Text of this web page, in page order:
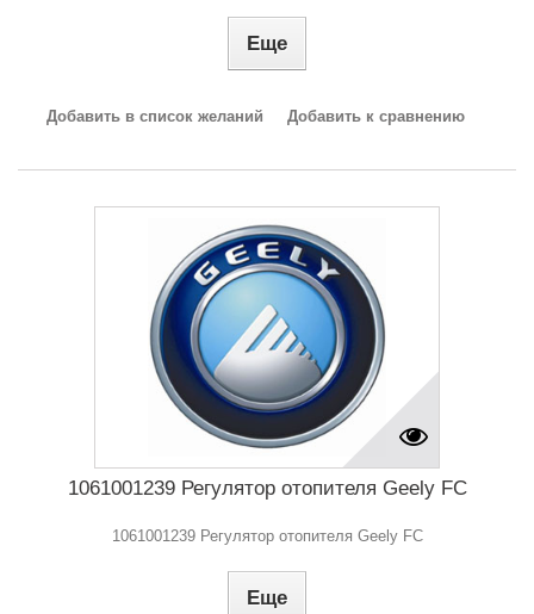
Еще
Добавить в список желаний Добавить к сравнению
1061001239 Регулятор отопителя Geely FC
1061001239 Регулятор отопителя Geely FC
Еще